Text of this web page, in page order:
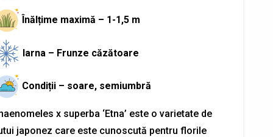
Înălțime maximă – 1-1,5 m
Iarna – Frunze căzătoare
Condiții – soare, semiumbră
x superba ‘Etna’ este o varietate de
japonez care este cunoscută pentru florile